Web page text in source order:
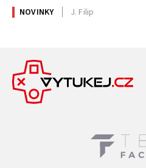
NOVINKY J. Filip